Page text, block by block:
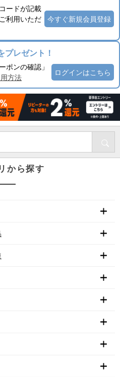
ードが記載
利用いただ
今すぐ新規会員登録
プレゼント！
ポンの確認」
方法
ログインはこちら
から探す